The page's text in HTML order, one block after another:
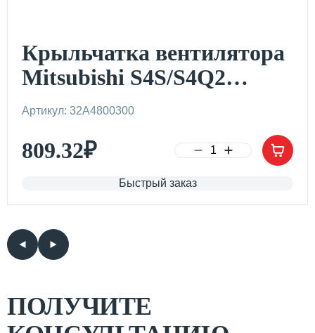
Крыльчатка вентилятора
Mitsubishi S4S/S4Q2
(FD20-30N)
Артикул: 32A4800300
809.32₽
Быстрый заказ
ПОЛУЧИТЕ